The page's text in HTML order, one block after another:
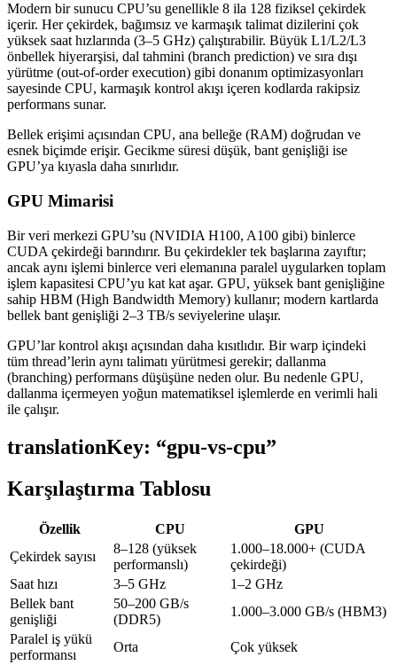
Modern bir sunucu CPU’su genellikle 8 ila 128 fiziksel çekirdek
içerir. Her çekirdek, bağımsız ve karmaşık talimat dizilerini çok
yüksek saat hızlarında (3–5 GHz) çalıştırabilir. Büyük L1/L2/L3
önbellek hiyerarşisi, dal tahmini (branch prediction) ve sıra dışı
yürütme (out-of-order execution) gibi donanım optimizasyonları
sayesinde CPU, karmaşık kontrol akışı içeren kodlarda rakipsiz
performans sunar.
Bellek erişimi açısından CPU, ana belleğe (RAM) doğrudan ve
esnek biçimde erişir. Gecikme süresi düşük, bant genişliği ise
GPU’ya kıyasla daha sınırlıdır.
GPU Mimarisi
Bir veri merkezi GPU’su (NVIDIA H100, A100 gibi) binlerce
CUDA çekirdeği barındırır. Bu çekirdekler tek başlarına zayıftır;
ancak aynı işlemi binlerce veri elemanına paralel uygularken toplam
işlem kapasitesi CPU’yu kat kat aşar. GPU, yüksek bant genişliğine
sahip HBM (High Bandwidth Memory) kullanır; modern kartlarda
bellek bant genişliği 2–3 TB/s seviyelerine ulaşır.
GPU’lar kontrol akışı açısından daha kısıtlıdır. Bir warp içindeki
tüm thread’lerin aynı talimatı yürütmesi gerekir; dallanma
(branching) performans düşüşüne neden olur. Bu nedenle GPU,
dallanma içermeyen yoğun matematiksel işlemlerde en verimli hali
ile çalışır.
translationKey: “gpu-vs-cpu”
Karşılaştırma Tablosu
Özellik CPU
GPU
Çekirdek sayısı
8–128 (yüksek
performanslı)
1.000–18.000+ (CUDA
çekirdeği)
Saat hızı
3–5 GHz
1–2 GHz
Bellek bant
genişliği
50–200 GB/s
(DDR5)
1.000–3.000 GB/s (HBM3)
Paralel iş yükü
performansı
Orta
Çok yüksek